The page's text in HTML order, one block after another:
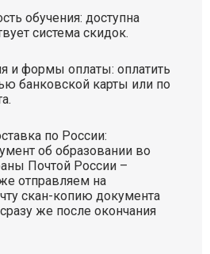
обучения: доступна
система скидок.
и формы оплаты: оплатить
банковской карты или по
по России:
об образовании во
Почтой России –
отправляем на
скан-копию документа
же после окончания